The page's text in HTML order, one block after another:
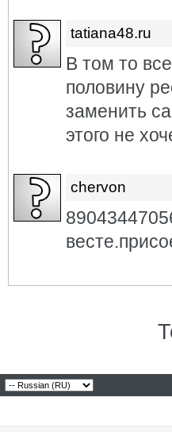
tatiana48.ru
В том то
половину
заменить
этого не
chervon